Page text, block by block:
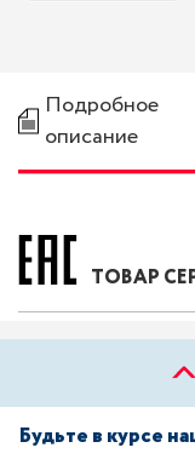
Подробное
описание
ТОВАР
Будьте в курсе